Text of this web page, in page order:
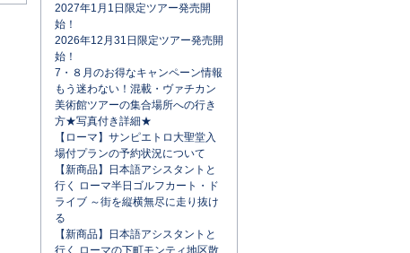
2027年1月1日限定ツアー発売開
始！
2026年12月31日限定ツアー発売開
始！
7・８月のお得なキャンペーン情報
もう迷わない！混載・ヴァチカン
美術館ツアーの集合場所への行き
方★写真付き詳細★
【ローマ】サンピエトロ大聖堂入
場付プランの予約状況について
【新商品】日本語アシスタントと
行く ローマ半日ゴルフカート・ド
ライブ ～街を縦横無尽に走り抜け
る
【新商品】日本語アシスタントと
行く ローマの下町モンティ地区散